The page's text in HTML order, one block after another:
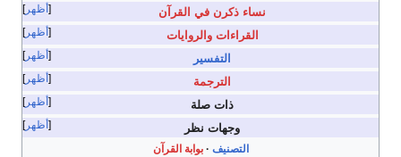
أظهر نساء ذكرن في القرآن
أظهر القراءات والروايات
أظهر التفسير
أظهر الترجمة
أظهر ذات صلة
أظهر وجهات نظر
التصنيف
بوابة القرآن